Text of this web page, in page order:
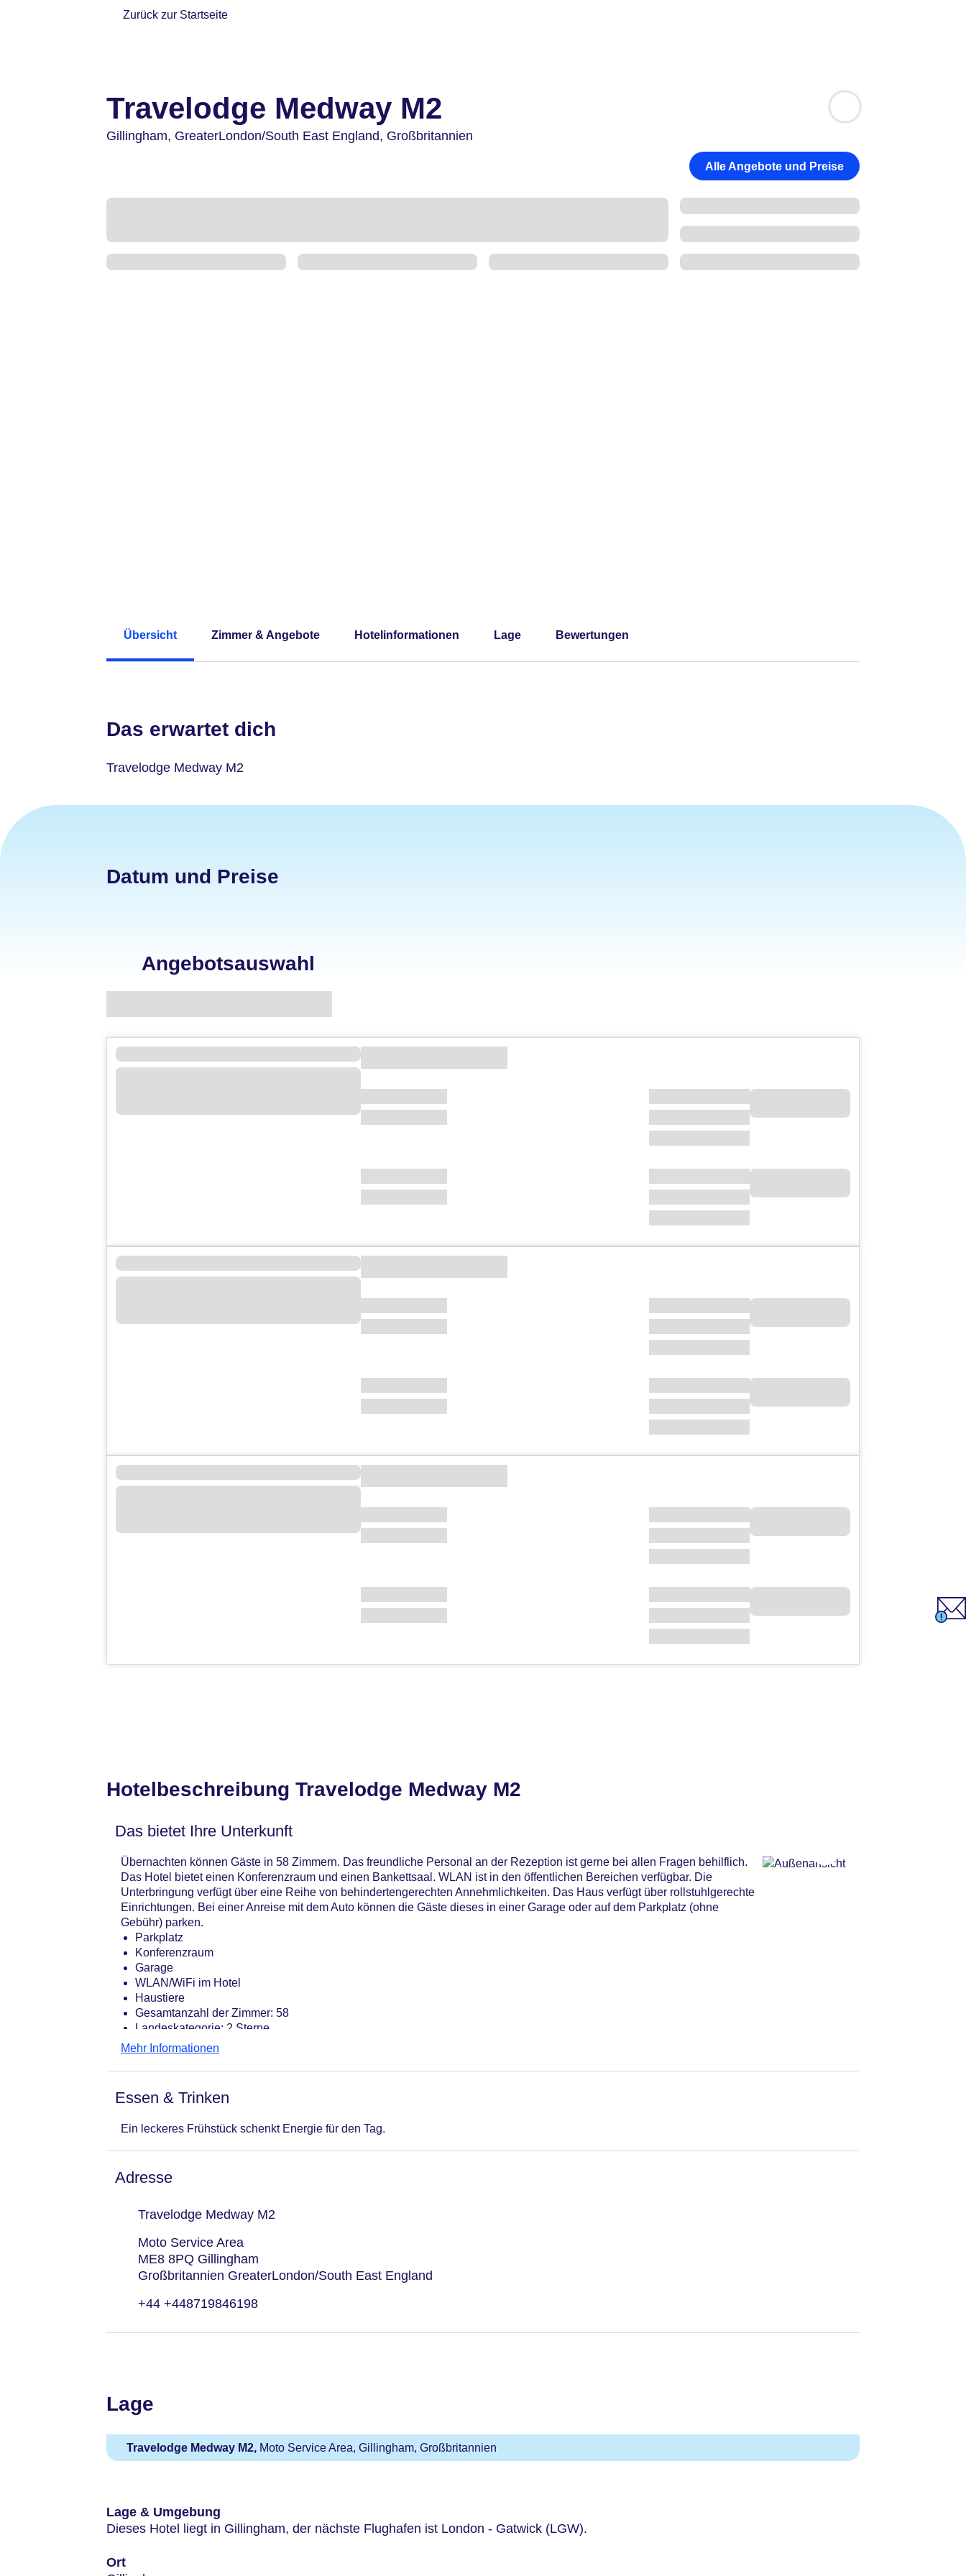
Zurück zur Startseite
Travelodge Medway M2
Gillingham, GreaterLondon/South East England, Großbritannien
Alle Angebote und Preise
Übersicht Zimmer & Angebote Hotelinformationen Lage Bewertungen
Das erwartet dich
Travelodge Medway M2
Datum und Preise
Angebotsauswahl
Hotelbeschreibung Travelodge Medway M2
Das bietet Ihre Unterkunft
Übernachten können Gäste in 58 Zimmern. Das freundliche Personal an der Rezeption ist gerne bei allen Fragen behilflich.
Das Hotel bietet einen Konferenzraum und einen Bankettsaal. WLAN ist in den öffentlichen Bereichen verfügbar. Die
Unterbringung verfügt über eine Reihe von behindertengerechten Annehmlichkeiten. Das Haus verfügt über rollstuhlgerechte
Einrichtungen. Bei einer Anreise mit dem Auto können die Gäste dieses in einer Garage oder auf dem Parkplatz (ohne
Gebühr) parken.
Parkplatz
Konferenzraum
Garage
WLAN/WiFi im Hotel
Haustiere
Gesamtanzahl der Zimmer: 58
Landeskategorie: 2 Sterne
Mehr Informationen
Essen & Trinken
Ein leckeres Frühstück schenkt Energie für den Tag.
Adresse
Travelodge Medway M2
Moto Service Area
ME8 8PQ Gillingham
Großbritannien GreaterLondon/South East England
+44 +448719846198
Lage
Travelodge Medway M2, Moto Service Area, Gillingham, Großbritannien
Lage & Umgebung
Dieses Hotel liegt in Gillingham, der nächste Flughafen ist London - Gatwick (LGW).
Ort